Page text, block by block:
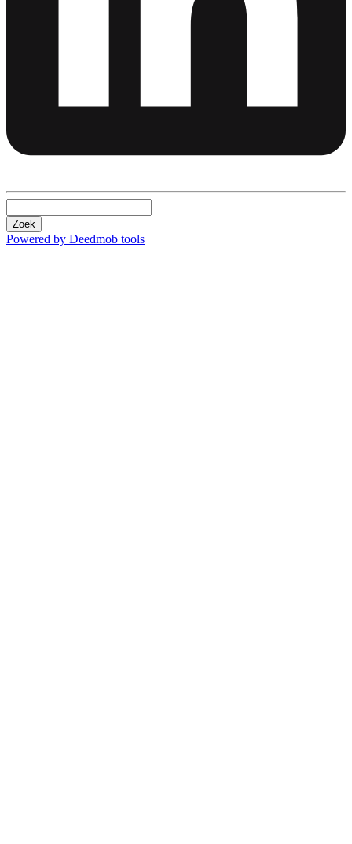
Zoek
Powered by Deedmob tools